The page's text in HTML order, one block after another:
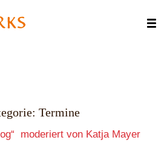
Termine
moderiert von Katja Mayer